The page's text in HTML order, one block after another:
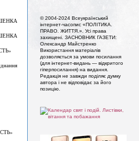
© 2004-2024 Всеукраїнський
інтернет-часопис «ПОЛІТИКА.
ПРАВО. ЖИТТЯ.». Усi права
захищенi. ЗАСНОВНИК ГАЗЕТИ:
Олександр Майстренко
Використання матеріалів
дозволяється за умови посилання
(для інтернет-видань — відкритого
гіперпосилання) на видання.
Редакція не завжди поділяє думку
автора і не відповідає за його
позицію.